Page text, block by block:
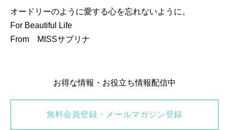
オードリーのように愛する心を忘れないように。
For Beautiful Life
From MISSサブリナ
お得な情報・お役立ち情報配信中
無料会員登録・メールマガジン登録